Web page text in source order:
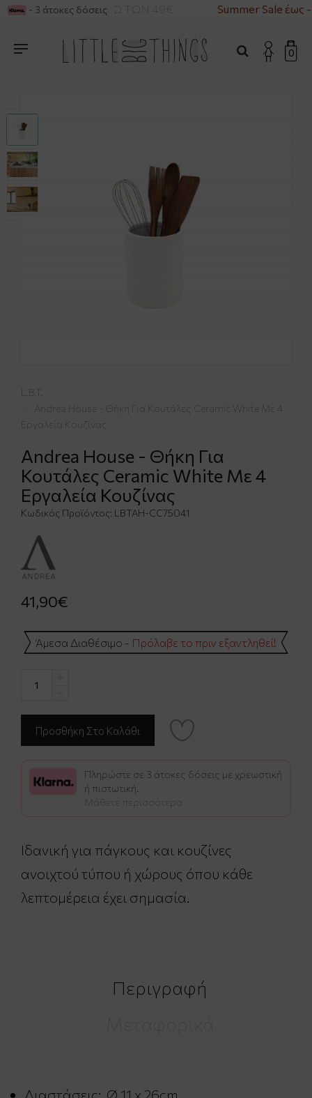
ΓΙΑ ΑΓΟΡΕΣ ΑΝΩ ΤΩΝ 49€ Summer Sale έως
- 3 άτοκες δόσεις
0
L.B.T.
Andrea House - Θήκη Για Κουτάλες Ceramic White Με 4
Εργαλεία Κουζίνας
Andrea House - Θήκη Για
Κουτάλες Ceramic White Με 4
Εργαλεία Κουζίνας
Κωδικός Προϊόντος: LBTAH-CC75041
41,90€
Άμεσα Διαθέσιμο - Πρόλαβε το πριν εξαντληθεί!
Πληρώστε σε 3 άτοκες δόσεις με χρεωστική
ή πιστωτική.
Μάθετε περισσότερα
Ιδανική για πάγκους και κουζίνες
ανοιχτού τύπου ή χώρους όπου κάθε
λεπτομέρεια έχει σημασία.
Περιγραφή
Διαστάσεις: Ø 11 x 26cm